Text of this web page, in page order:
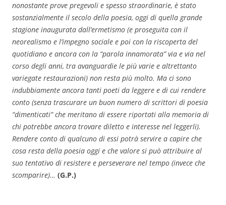
nonostante prove pregevoli e spesso straordinarie, è stato
sostanzialmente il secolo della poesia, oggi di quella grande
stagione inaugurata dall’ermetismo (e proseguita con il
neorealismo e l’impegno sociale e poi con la riscoperta del
quotidiano e ancora con la “parola innamorata” via e via nel
corso degli anni, tra avanguardie le più varie e altrettanto
variegate restaurazioni) non resta più molto. Ma ci sono
indubbiamente ancora tanti poeti da leggere e di cui rendere
conto (senza trascurare un buon numero di scrittori di poesia
“dimenticati” che meritano di essere riportati alla memoria di
chi potrebbe ancora trovare diletto e interesse nel leggerli).
Rendere conto di qualcuno di essi potrà servire a capire che
cosa resta della poesia oggi e che valore si può attribuire al
suo tentativo di resistere e perseverare nel tempo (invece che
scomparire)… (G.P.)